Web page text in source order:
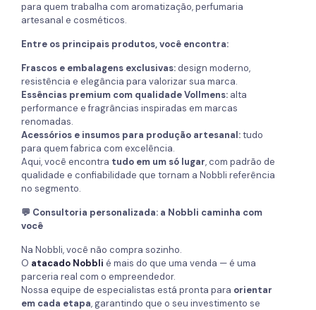
para quem trabalha com aromatização, perfumaria
artesanal e cosméticos.
Entre os principais produtos, você encontra:
Frascos e embalagens exclusivas:design moderno,
resistência e elegância para valorizar sua marca.
Essências premium com qualidade Vollmens: alta
performance e fragrâncias inspiradas em marcas
renomadas.
Acessórios e insumos para produção artesanal:tudo
para quem fabrica com excelência.
Aqui, você encontra tudo em um só lugar, com padrão de
qualidade e confiabilidade que tornam a Nobbli referência
no segmento.
💬 Consultoria personalizada: a Nobbli caminha com
você
Na Nobbli, você não compra sozinho.
O atacado Nobbli é mais do que uma venda — é uma
parceria real com o empreendedor.
Nossa equipe de especialistas está pronta para orientar
em cada etapa, garantindo que o seu investimento se